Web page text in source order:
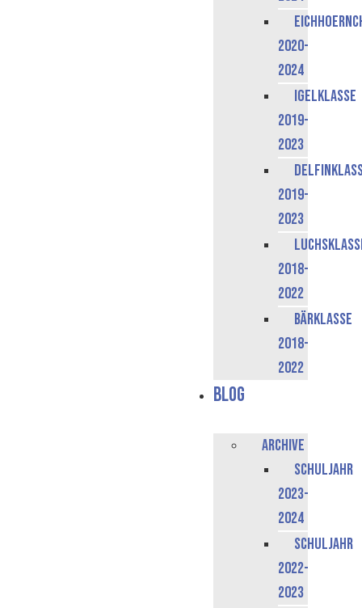
2020-
2024
Igelklasse
2019-
2023
2019-
2023
2018-
2022
Bärklasse
2018-
2022
Blog
Archive
Schuljahr
2023-
2024
Schuljahr
2022-
2023